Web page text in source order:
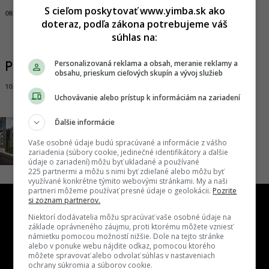
08.11.2019, 16:40 ADRIAN GUBČO
Première na Šancovej sa kolauduje
10.02.2020, 17:00
Endlicher House bližšie k výstavbe
08.09.2020, 11:15 ADRIAN GUBČO
Kontakt Inzercia Cenník Redakcia Kariéra
S cieľom poskytovať www.yimba.sk ako
doteraz, podľa zákona potrebujeme váš
súhlas na:
Personalizovaná reklama a obsah, meranie reklamy a
obsahu, prieskum cieľových skupín a vývoj služieb
Uchovávanie alebo prístup k informáciám na zariadení
Ďalšie informácie
Vaše osobné údaje budú spracúvané a informácie z vášho
zariadenia (súbory cookie, jedinečné identifikátory a ďalšie
údaje o zariadení) môžu byť ukladané a používané
225 partnermi a môžu s nimi byť zdieľané alebo môžu byť
využívané konkrétne týmito webovými stránkami. My a naši
partneri môžeme používať presné údaje o geolokácii. Pozrite
si zoznam partnerov.
Niektorí dodávatelia môžu spracúvať vaše osobné údaje na
základe oprávneného záujmu, proti ktorému môžete vzniesť
námietku pomocou možností nižšie. Dole na tejto stránke
alebo v ponuke webu nájdite odkaz, pomocou ktorého
môžete spravovať alebo odvolať súhlas v nastaveniach
ochrany súkromia a súborov cookie.